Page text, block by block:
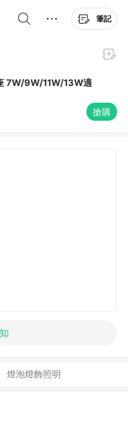
筆記
7W/9W/11W/13W適
搶購
燈泡燈飾照明